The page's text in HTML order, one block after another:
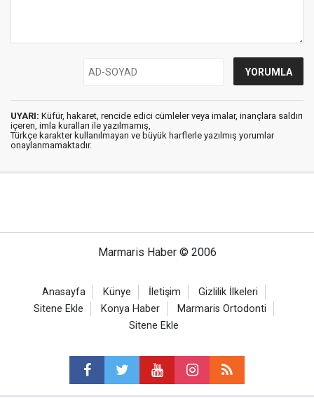
UYARI: Küfür, hakaret, rencide edici cümleler veya imalar, inançlara saldırı
içeren, imla kuralları ile yazılmamış,
Türkçe karakter kullanılmayan ve büyük harflerle yazılmış yorumlar
onaylanmamaktadır.
Marmaris Haber © 2006
Anasayfa Künye İletişim
Gizlilik İlkeleri
Sitene Ekle
Konya Haber
Marmaris Ortodonti
Sitene Ekle